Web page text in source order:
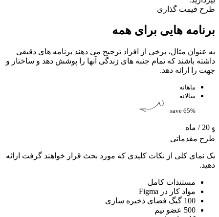
طرح قیمت گذاری
برنامه هایی برای همه
به عنوان مثال، برخی از افراد ترجیح می دهند برنامه های دقیقی
داشته باشند که تمام جنبه های زندگی آنها را پوشش دهد و ساختار و
جهت را ارائه دهد.
ماهانه
سالانه
save 65%
$
/ ماه
طرح مقدماتی
یک نمای کلی از نکات کلیدی که مورد بحث قرار خواهند گرفت ارائه
دهید.
مستندات کامل
مواد کار در Figma
100 گیگ فضای ذخیره سازی
500 عضو تیم